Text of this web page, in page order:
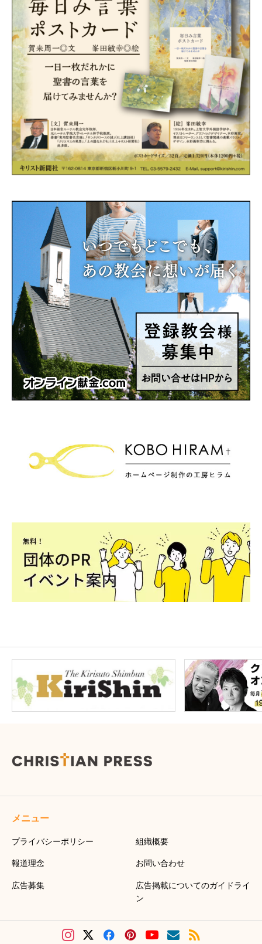
メニュー
プライバシーポリシー 組織概要
報道理念 お問い合わせ
広告募集
広告掲載についてのガイドライ
ン